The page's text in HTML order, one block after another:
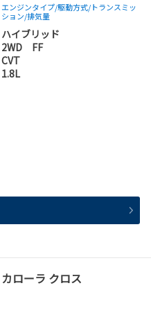
エンジンタイプ/駆動方式/トランスミッ
ション/排気量
ハイブリッド
2WD FF
CVT
1.8L
カローラ クロス